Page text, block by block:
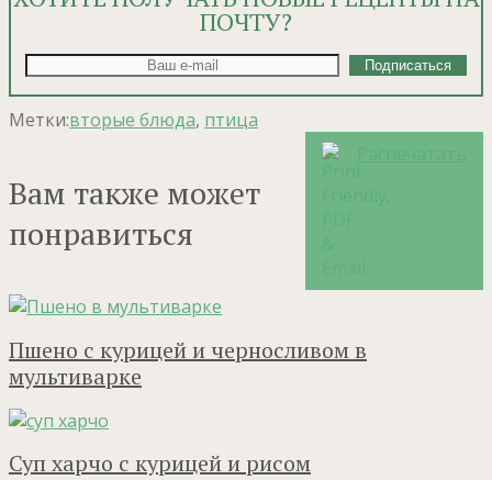
ПОЧТУ?
Метки:вторые блюда, птица
Вам также может
понравиться
Пшено с курицей и черносливом в
мультиварке
Суп харчо с курицей и рисом